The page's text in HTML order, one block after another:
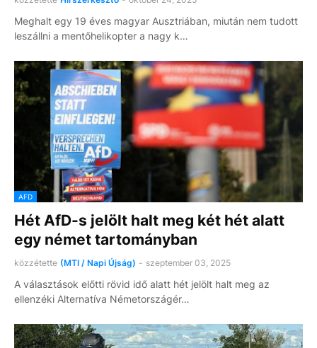
Meghalt egy 19 éves magyar Ausztriában, miután nem tudott
leszállni a mentőhelikopter a nagy k…
AFD
Hét AfD-s jelölt halt meg két hét alatt
egy német tartományban
közzétette (MTI / Napi Újság) - szeptember 03, 2025
A választások előtti rövid idő alatt hét jelölt halt meg az
ellenzéki Alternatíva Németországér…